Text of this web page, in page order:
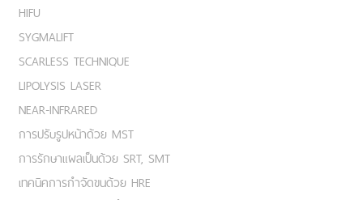
HIFU
SYGMALIFT
SCARLESS TECHNIQUE
LIPOLYSIS LASER
NEAR-INFRARED
การปรับรูปหน้าด้วย MST
การรักษาแผลเป็นด้วย SRT, SMT
เทคนิคการกำจัดขนด้วย HRE